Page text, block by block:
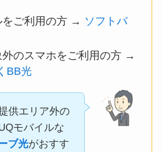
をご利用の方 → ソフトバ
外のスマホをご利用の方 →
BB光
供エリア外の
モバイルな
ブ光がおすす